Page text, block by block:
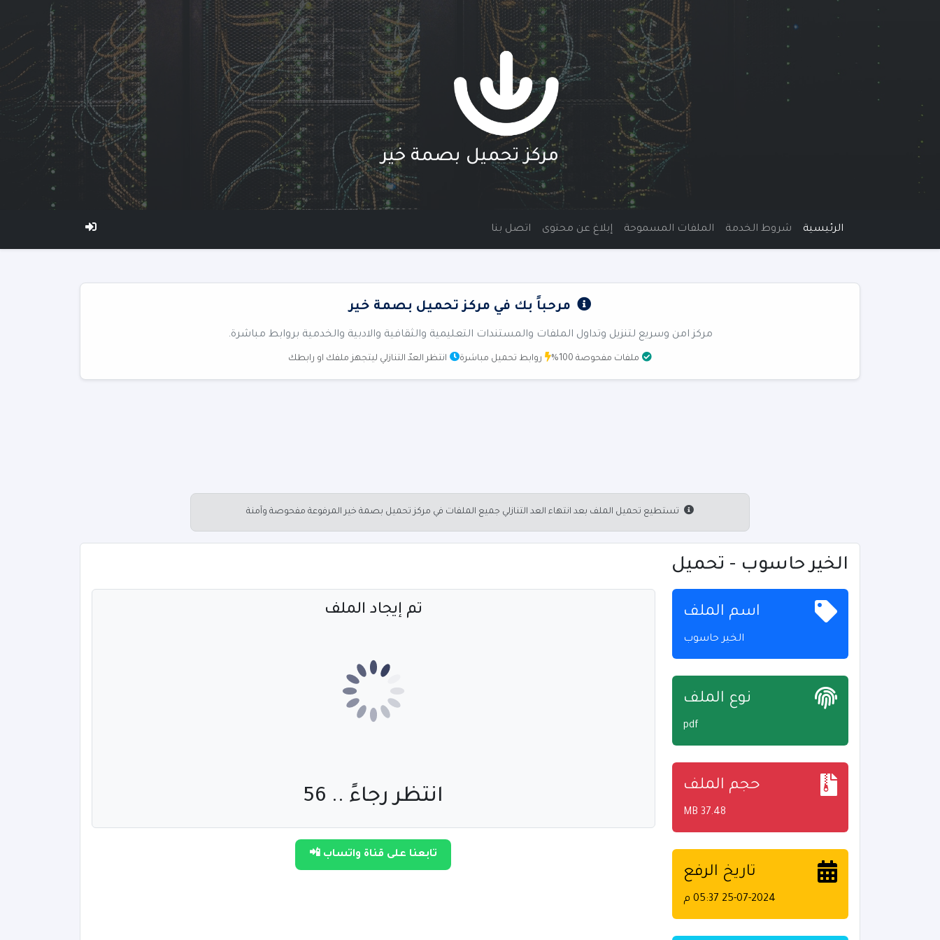
مركز تحميل بصمة خير
الرئيسية شروط الخدمة الملفات المسموحة إبلاغ عن محتوى اتصل بنا
مرحباً بك في مركز تحميل بصمة خير
مركز امن وسريع لتنزيل وتداول الملفات والمستندات التعليمية والثقافية والادبية والخدمية بروابط مباشرة.
ملفات مفحوصة 100% روابط تحميل مباشرة انتظر العدّ التنازلي ليتجهز ملفك او رابطك
تستطيع تحميل الملف بعد انتهاء العد التنازلي جميع الملفات في مركز تحميل بصمة خير المرفوعة مفحوصة وآمنة
الخير حاسوب - تحميل
اسم الملف
الخير حاسوب
نوع الملف
pdf
حجم الملف
37.48 MB
تاريخ الرفع
25-07-2024 05:37 م
تم إيجاد الملف
انتظر رجاءً .. 55
تابعنا على قناة واتساب 📲